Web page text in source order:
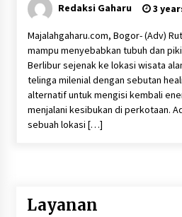
Redaksi Gaharu 3
Majalahgaharu.com, Bogor- (Adv)
mampu menyebabkan tubuh dan
Berlibur sejenak ke lokasi wisata
telinga milenial dengan sebutan
alternatif untuk mengisi kembali
menjalani kesibukan di perkotaan.
sebuah lokasi […]
Layanan